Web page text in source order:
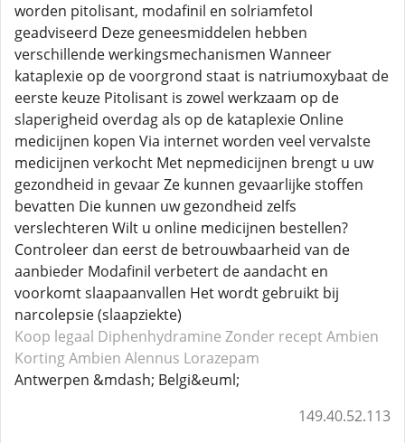
worden pitolisant, modafinil en solriamfetol
geadviseerd Deze geneesmiddelen hebben
verschillende werkingsmechanismen Wanneer
kataplexie op de voorgrond staat is natriumoxybaat de
eerste keuze Pitolisant is zowel werkzaam op de
slaperigheid overdag als op de kataplexie Online
medicijnen kopen Via internet worden veel vervalste
medicijnen verkocht Met nepmedicijnen brengt u uw
gezondheid in gevaar Ze kunnen gevaarlijke stoffen
bevatten Die kunnen uw gezondheid zelfs
verslechteren Wilt u online medicijnen bestellen?
Controleer dan eerst de betrouwbaarheid van de
aanbieder Modafinil verbetert de aandacht en
voorkomt slaapaanvallen Het wordt gebruikt bij
narcolepsie (slaapziekte)
Koop legaal Diphenhydramine Zonder recept Ambien
Korting Ambien Alennus Lorazepam
Antwerpen &mdash; Belgi&euml;
149.40.52.113